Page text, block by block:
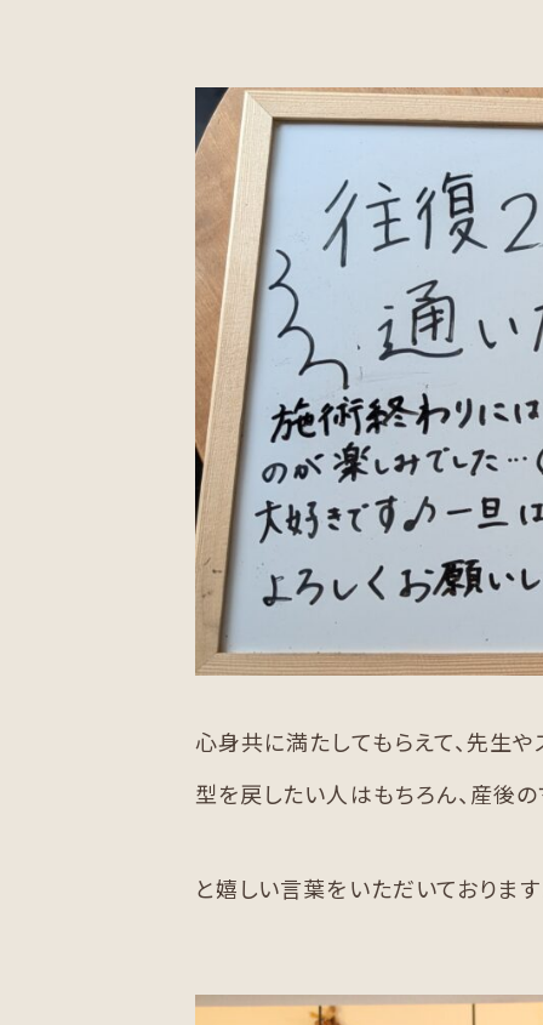
心身共に満たしてもらえて、先生
型を戻したい人はもちろん、産後
と嬉しい言葉をいただいております